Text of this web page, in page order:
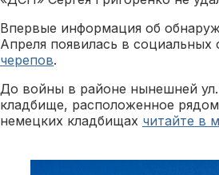
Впервые информация об
Апреля появилась в социальных
черепов.
До войны в районе нынешней ул.
кладбище, расположенное
немецких кладбищах читайте в